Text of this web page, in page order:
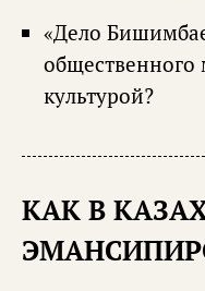
«Дело
культурой?
КАК В